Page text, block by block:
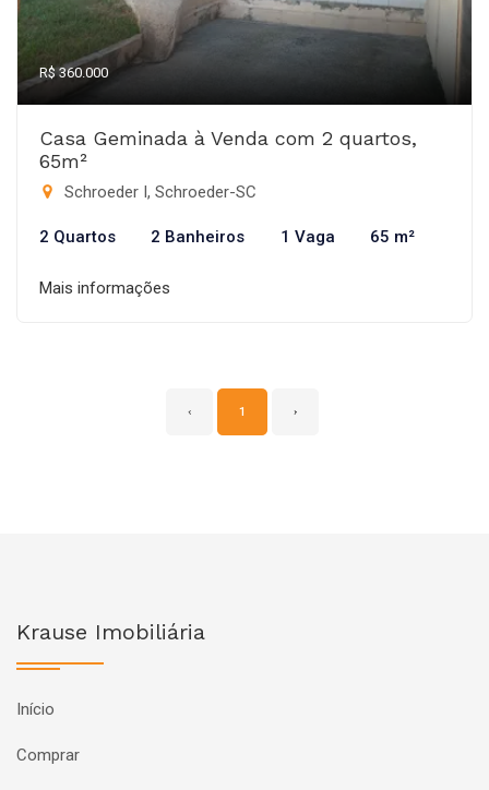
R$ 360.000
Casa Geminada à Venda com 2 quartos,
65m²
Schroeder I, Schroeder-SC
2 Quartos 2 Banheiros 1 Vaga 65 m²
Mais informações
‹ 1 ›
Krause Imobiliária
Início
Comprar